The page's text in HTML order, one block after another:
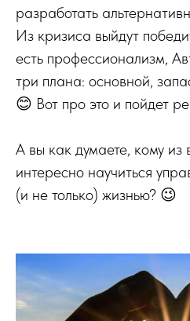
разработать
Из кризиса выйдут
есть профессионализм,
три плана: основной,
😊 Вот про это и пойдет
А вы как думаете, кому из
интересно научиться
(и не только) жизнью? 😉